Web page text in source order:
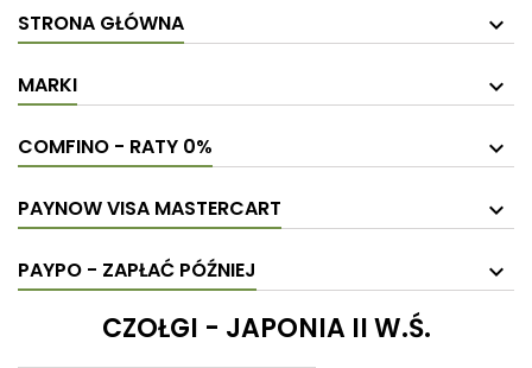
STRONA GŁÓWNA
MARKI
COMFINO - RATY 0%
PAYNOW VISA MASTERCART
PAYPO - ZAPŁAĆ PÓŹNIEJ
CZOŁGI - JAPONIA II W.Ś.